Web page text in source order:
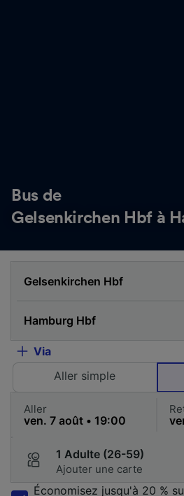
Bus de
Gelsenkirchen Hbf à
Via
Aller simple
Aller
1 Adulte (26-59)
Ajouter une carte
Économisez jusqu'à 20 %